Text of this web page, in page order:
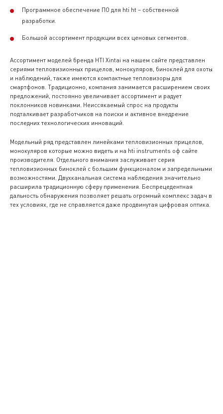
Программное обеспечение ПО для hti ht – собственной
разработки.
Большой ассортимент продукции всех ценовых сегментов.
Ассортимент моделей бренда HTI Xintai на нашем сайте представлен
сериями тепловизионных прицелов, монокуляров, биноклей для охоты
и наблюдений, также имеются компактные тепловизоры для
смартфонов. Традиционно, компания занимается расширением своих
предложений, постоянно увеличивает ассортимент и радует
поклонников новинками. Неиссякаемый спрос на продукты
подталкивает разработчиков на поиски и активное внедрение
последних технологических инноваций.
Модельный ряд представлен линейками тепловизионных прицелов,
монокуляров которые можно видеть и на hti instruments оф сайте
производителя. Отдельного внимания заслуживает серия
тепловизионных биноклей с большим функционалом и запредельными
возможностями. Двухканальная система наблюдения значительно
расширила традиционную сферу применения. Беспрецедентная
дальность обнаружения позволяет решать огромный комплекс задач в
тех условиях, где не справляется даже продвинутая цифровая оптика.